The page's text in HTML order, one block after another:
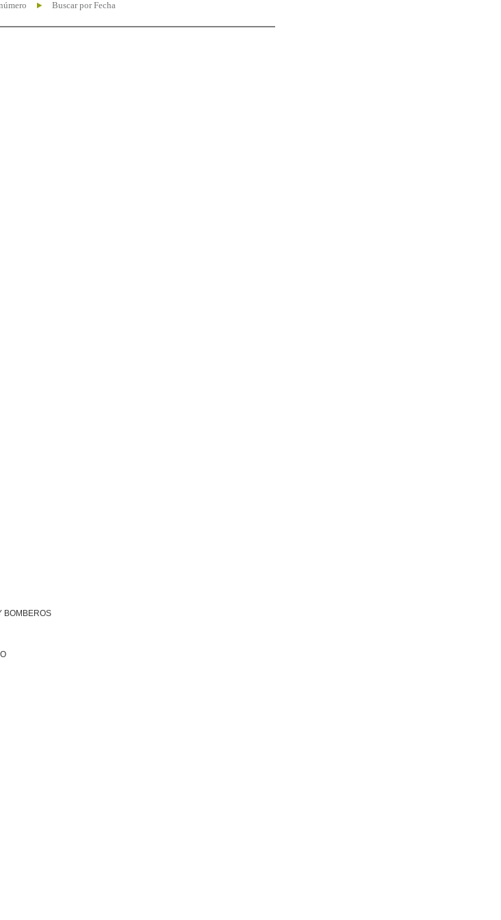
Buscar por Fecha
BOMBEROS